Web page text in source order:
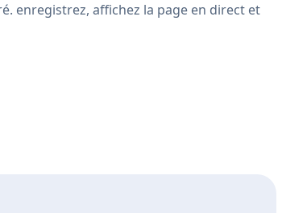
enregistrez, affichez la page en direct et